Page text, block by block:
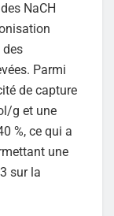
NaCH
des
Parmi
de capture
g et une
%, ce qui a
une
sur la